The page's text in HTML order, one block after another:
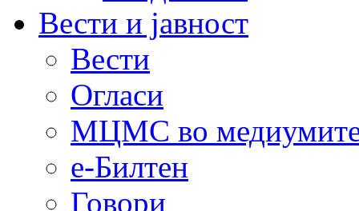
Вести и јавност
Вести
Огласи
МЦМС во
е-Билтен
Говори